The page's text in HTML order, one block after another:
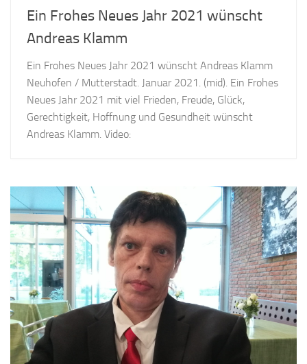
Ein Frohes Neues Jahr 2021 wünscht
Andreas Klamm
Ein Frohes Neues Jahr 2021 wünscht Andreas Klamm
Neuhofen / Mutterstadt. Januar 2021. (mid). Ein Frohes
Neues Jahr 2021 mit viel Frieden, Freude, Glück,
Gerechtigkeit, Hoffnung und Gesundheit wünscht
Andreas Klamm. Video: